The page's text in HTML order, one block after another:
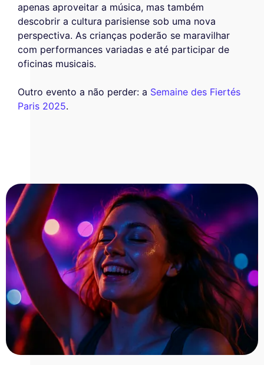
apenas aproveitar a música, mas também
descobrir a cultura parisiense sob uma nova
perspectiva. As crianças poderão se maravilhar
com performances variadas e até participar de
oficinas musicais.
Outro evento a não perder: a Semaine des Fiertés
Paris 2025.